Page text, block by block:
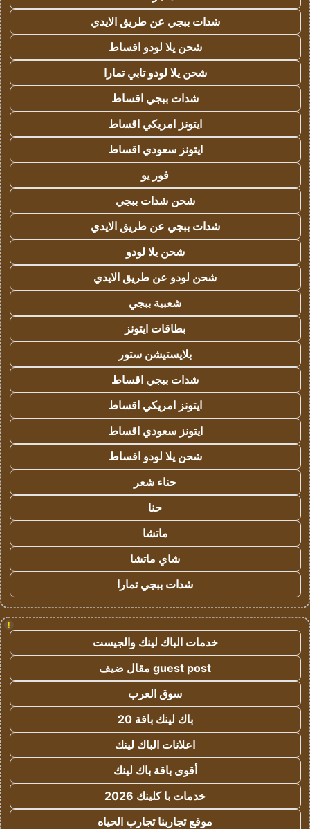
شدات ببجي عن طريق الايدي
شحن يلا لودو اقساط
شحن يلا لودو تابي تمارا
شدات ببجي اقساط
ايتونز امريكي اقساط
ايتونز سعودي اقساط
فور يو
شحن شدات ببجي
شدات ببجي عن طريق الايدي
شحن يلا لودو
شحن لودو عن طريق الايدي
شعبية ببجي
بطاقات ايتونز
بلايستيشن ستور
شدات ببجي اقساط
ايتونز امريكي اقساط
ايتونز سعودي اقساط
شحن يلا لودو اقساط
حناء شعر
حنا
ماتشا
شاي ماتشا
شدات ببجي تمارا
!
خدمات الباك لينك والجيست
guest post مقال ضيف
سوق العرب
باك لينك باقة 20
اعلانات الباك لينك
أقوى باقة باك لينك
خدمات با كلينك 2026
موقع تجاربنا تجارب الحياه